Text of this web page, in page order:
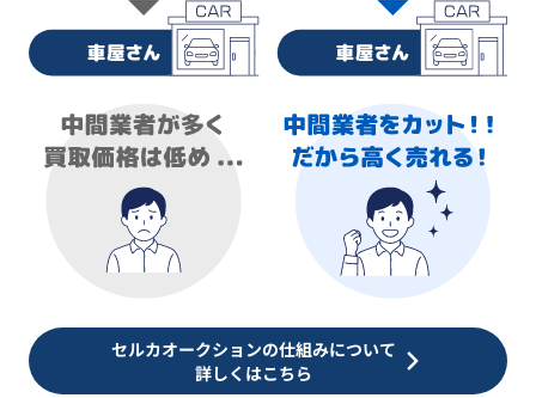
セルカオークションの仕組みについて
詳しくはこちら